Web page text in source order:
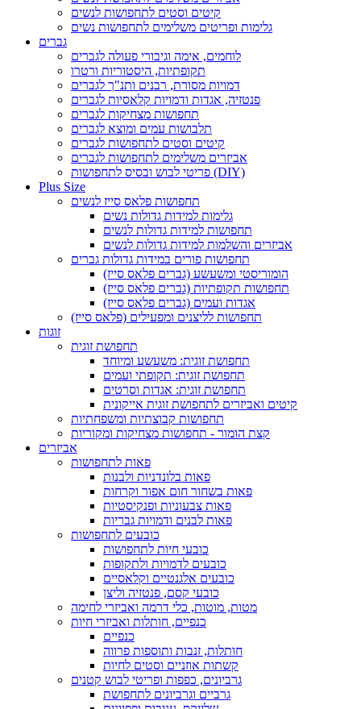
קיטים וסטים לתחפושות לנשים
גלימות ופריטים משלימים לתחפושות נשים
גברים
לוחמים, אימה וגיבורי פעולה לגברים
תקופתיות, היסטוריות ורטרו
דמויות מסורת, רבנים ותנ"ך לגברים
פנטזיה, אגדות ודמויות קלאסיות לגברים
תחפושות מצחיקות לגברים
תלבושות עמים ומוצא לגברים
קיטים וסטים לתחפושות לגברים
אביזרים משלימים לתחפושות לגברים
פריטי לבוש ובסיס לתחפושות (DIY)
Plus Size
תחפושות פלאס סייז לנשים
גלימות למידות גדולות נשים
תחפושות למידות גדולות לנשים
אביזרים והשלמות למידות גדולות לנשים
תחפושות פורים במידות גדולות גברים
הומוריסטי ומשעשע (גברים פלאס סייז)
תחפושות תקופתיות (גברים פלאס סייז)
אגדות ועמים (גברים פלאס סייז)
תחפושות לליצנים ומפעילים (פלאס סייז)
זוגות
תחפושת זוגית
תחפושת זוגית: משעשע ומיוחד
תחפושת זוגית: תקופתי ועמים
תחפושת זוגית: אגדות וסרטים
קיטים ואביזרים לתחפושת זוגית אייקונית
תחפושות קבוצתיות ומשפחתיות
קצת הומור - תחפושות מצחיקות ומקוריות
אביזרים
פאות לתחפושות
פאות בלונדניות ולבנות
פאות בשחור חום אפור וקרחות
פאות צבעוניות ופנקיסטיות
פאות לבנים ודמויות גבריות
כובעים לתחפושות
כובעי חיות לתחפושות
כובעים לדמויות ולתקופות
כובעים אלגנטיים וקלאסיים
כובעי קסם, פנטזיה וליצן
מטות, מוטות, כלי דרמה ואביזרי לחימה
כנפיים, חותלות ואביזרי חיות
כנפיים
חותלות, זנבות ותוספות פרווה
קשתות אוזניים וסטים לחיות
גרביונים, כפפות ופריטי לבוש קטנים
גרביים וגרביונים לתחפושת